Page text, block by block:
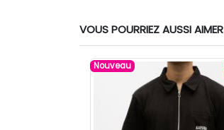
VOUS POURRIEZ AUSSI AIMER
Nouveau